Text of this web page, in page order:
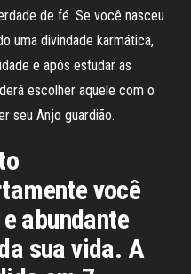
de fé. Se você nasceu
uma divindade karmática,
e após estudar as
escolher aquele com o
seu Anjo guardião.
você
abundante
sua vida. A